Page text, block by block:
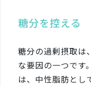
糖分を控える
糖分の過剰摂取は
な要因の一つです
は、中性脂肪とし